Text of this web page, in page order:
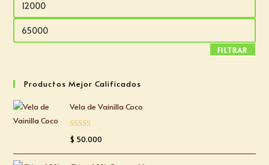
FILTRAR
Productos Mejor Calificados
Vela de Vainilla Coco
Valorado
$ 50.000